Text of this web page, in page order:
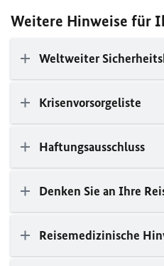
Weitere Hinweise für
Weltweiter
Krisenvorsorgeliste
Haftungsausschluss
Denken Sie an Ihre
Reisemedizinische